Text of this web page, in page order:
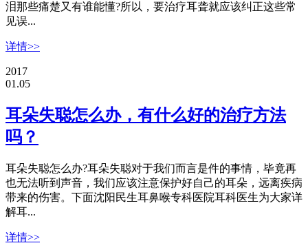
泪那些痛楚又有谁能懂?所以，要治疗耳聋就应该纠正这些常
见误...
详情>>
2017
01.05
耳朵失聪怎么办，有什么好的治疗方法
吗？
耳朵失聪怎么办?耳朵失聪对于我们而言是件的事情，毕竟再
也无法听到声音，我们应该注意保护好自己的耳朵，远离疾病
带来的伤害。下面沈阳民生耳鼻喉专科医院耳科医生为大家详
解耳...
详情>>